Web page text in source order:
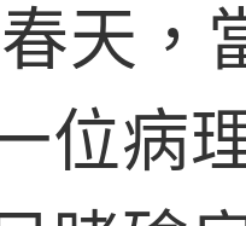
天，
位病